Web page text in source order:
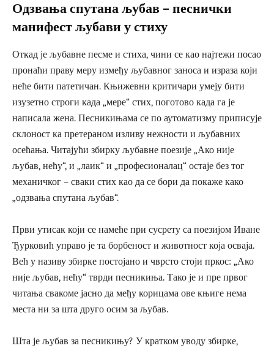
Одзвања спутана љубав – песнички
манифест љубави у стиху
Откад је љубавне песме и стиха, чини се као најтежи посао
пронаћи праву меру између љубавног заноса и израза који
неће бити патетичан. Књижевни критичари умеју бити
изузетно строги када „мере“ стих, поготово када га је
написала жена. Песникињама се по аутоматизму приписује
склоност ка претераном изливу нежности и љубавних
осећања. Читајући збирку љубавне поезије „Ако није
љубав, нећу“, и „лаик“ и „професионалац“ остаје без тог
механичког – сваки стих као да се бори да покаже како
„одзвања спутана љубав“.
Први утисак који се намеће при сусрету са поезијом Иване
Ђурковић управо је та борбеност и животност која осваја.
Већ у називу збирке постојано и чврсто стоји пркос: „Ако
није љубав, нећу“ тврди песникиња. Тако је и пре првог
читања свакоме јасно да међу корицама ове књиге нема
места ни за шта друго осим за љубав.
Шта је љубав за песникињу? У кратком уводу збирке,